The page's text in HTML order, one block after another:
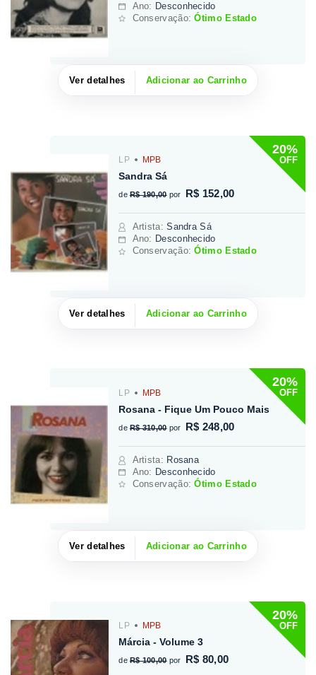
Ano: Desconhecido
Conservação:Ótimo Estado
Ver detalhes Adicionar ao Carrinho
20%
OFF
LP MPB
Sandra Sá
de R$ 190,00 por R$ 152,00
Artista:Sandra Sá
Ano: Desconhecido
Conservação:Ótimo Estado
Ver detalhes Adicionar ao Carrinho
20%
OFF
LP MPB
Rosana - Fique Um Pouco Mais
de R$ 310,00 por R$ 248,00
Artista: Rosana
Ano: Desconhecido
Conservação:Ótimo Estado
Ver detalhes Adicionar ao Carrinho
20%
OFF
LP MPB
Márcia - Volume 3
de R$ 100,00 por R$ 80,00